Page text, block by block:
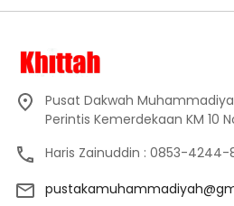
Pusat Dakwah
Perintis Kemerdekaan KM 10
Haris Zainuddin : 0853-4244-